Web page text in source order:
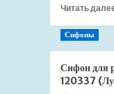
Читать
Сифоны
Сифон для
120337